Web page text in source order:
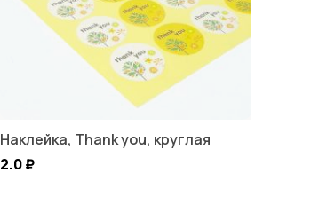
Наклейка, Thank you, круглая
2.0₽